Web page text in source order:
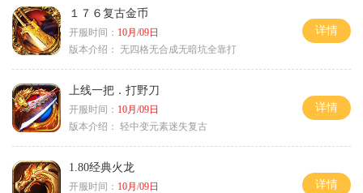
１７６复古金币
开服时间： 10月/09日
版本介绍： 无四格无合成无暗坑全靠打
详情
上线一把．打野刀
开服时间： 10月/09日
版本介绍： 轻中变元素迷失复古
详情
1.80经典火龙
开服时间： 10月/09日
详情